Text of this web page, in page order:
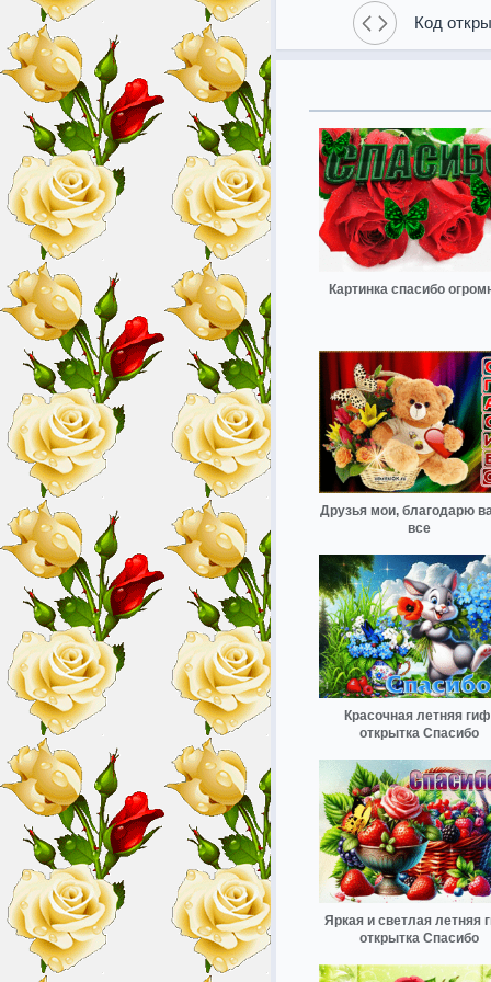
Код
Картинка спасибо
Друзья мои, благодарю
все
Красочная летняя
открытка Спасибо
Яркая и светлая летняя
открытка Спасибо